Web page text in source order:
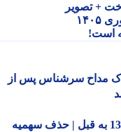
تصویر
سرشناس پس از
تردد برای خودرو های تولید 1385 به قبل | حذف سهمیه